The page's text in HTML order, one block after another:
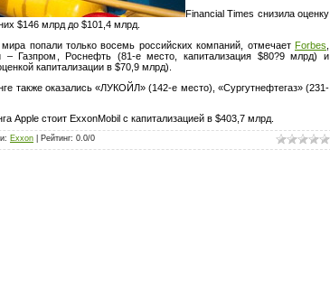
Financial Times снизила оценку
$146 млрд до $101,4 млрд.
попали только восемь российских компаний, отмечает Forbes
Газпром, Роснефть (81-е место, капитализация $80?9 млрд) и
капитализации в $70,9 млрд).
также оказались «ЛУКОЙЛ» (142-е место), «Сургутнефтегаз» (231-
Apple стоит ExxonMobil с капитализацией в $403,7 млрд.
: Exxon Рейтинг: 0.0/0